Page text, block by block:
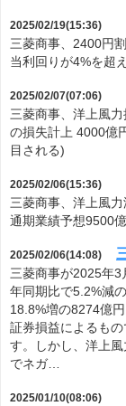
2025/02/19(15:36)
三菱商事、2400円
当利回りが4%を超
2025/02/07(07:06)
三菱商事、洋上風
の損失計上 4000億
目される)
2025/02/06(15:36)
三菱商事、洋上風
通期業績予想9500
2025/02/06(14:08)
三菱商事が2025年
年同期比で5.2%減
18.8%増の8274億
証券損益によるも
す。しかし、洋上
でネガ…
2025/01/10(08:06)